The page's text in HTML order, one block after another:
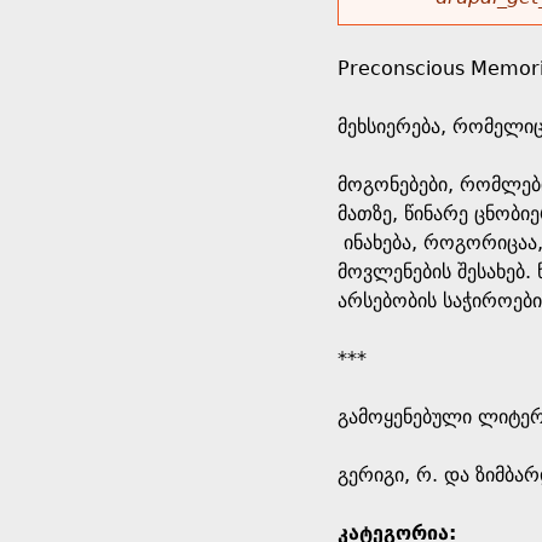
r
s
e
h
e
r
e
o
r
m
e
s
a
g
e
Preconscious
მეხსიერება,
მოგონებები,
მათზე, წინარე
ინახება,
მოვლენების შესახებ.
არსებობის
***
გამოყენებული
გერიგი, რ. და
კატეგორია: